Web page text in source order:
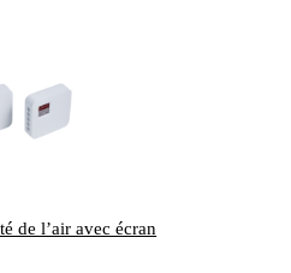
de l’air avec écran